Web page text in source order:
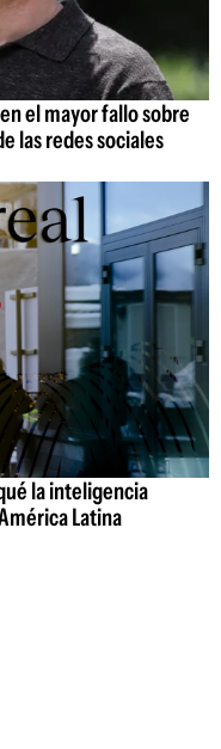
el mayor fallo sobre
las redes sociales
la inteligencia
Latina